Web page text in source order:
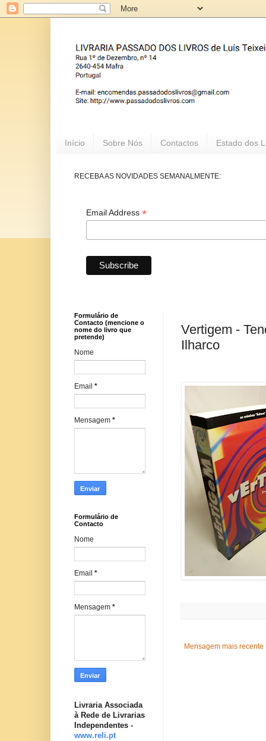
Início Sobre Nós Contactos Estado dos
RECEBA AS NOVIDADES SEMANALMENTE:
Email Address *
Vertigem -
Ilharco
Mensagem mais recente
Formulário de
Contacto (mencione o
nome do livro que
pretende)
Nome
Email *
Mensagem *
Formulário de
Contacto
Nome
Email *
Mensagem *
Livraria Associada
à Rede de Livrarias
Independentes -
www.reli.pt